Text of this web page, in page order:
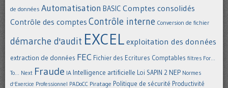
de données Automatisation BASIC Comptes consolidés
Contrôle des comptes Contrôle interne Conversion de fichier
démarche d'audit EXCEL exploitation des données
extraction de données FEC Fichier des Ecritures Comptables filtres For...
To... Next Fraude IA Intelligence artificielle Loi SAPIN 2 NEP Normes
d'Exercice Professionnel PADoCC Piratage Politique de sécurité Productivité